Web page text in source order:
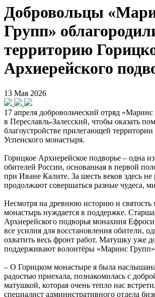
Добровольцы
Групп»
территорию
Архиерейского
13 Мая 2026
17 апреля добровольческий отряд
в Переславль-Залесский, чтобы оказать
благоустройстве прилегающей
Успенского монастыря.
Горицкое Архиерейское подворье – одна
обителей России, основанная в первой
при Иване Калите. За шесть веков здесь не
продолжают совершаться разные чудеса,
Несмотря на древнюю историю и святость
монастырь нуждается в поддержке.
Архиерейского подворья монахиня
все усилия для восстановления обители,
охватить весь фронт работ. Матушку уже
поддерживают волонтёры «Маринс
– О Горицком монастыре я была
радостью приехала, познакомилась с
матушкой, которая очень тепло нас
специалист административного отдела